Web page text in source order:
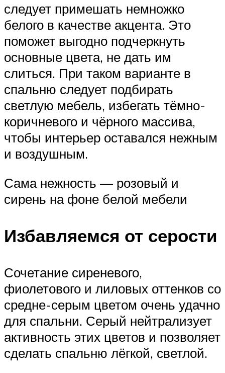
следует примешать немножко
белого в качестве акцента. Это
поможет выгодно подчеркнуть
основные цвета, не дать им
слиться. При таком варианте в
спальню следует подбирать
светлую мебель, избегать тёмно-
коричневого и чёрного массива,
чтобы интерьер оставался нежным
и воздушным.
Сама нежность — розовый и
сирень на фоне белой мебели
Избавляемся от серости
Сочетание сиреневого,
фиолетового и лиловых оттенков со
средне-серым цветом очень удачно
для спальни. Серый нейтрализует
активность этих цветов и позволяет
сделать спальню лёгкой, светлой.